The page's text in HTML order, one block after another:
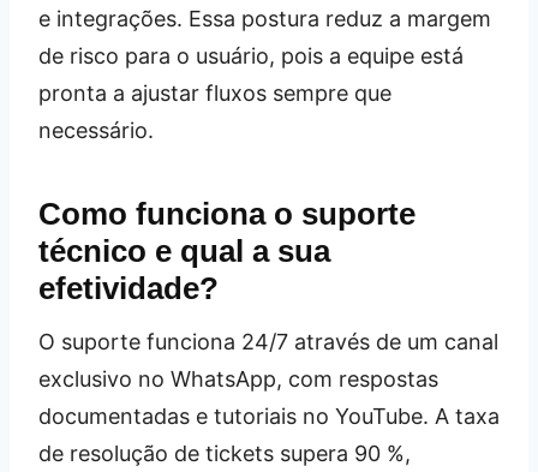
e integrações. Essa postura reduz a margem
de risco para o usuário, pois a equipe está
pronta a ajustar fluxos sempre que
necessário.
Como funciona o suporte
técnico e qual a sua
efetividade?
O suporte funciona 24/7 através de um canal
exclusivo no WhatsApp, com respostas
documentadas e tutoriais no YouTube. A taxa
de resolução de tickets supera 90 %,